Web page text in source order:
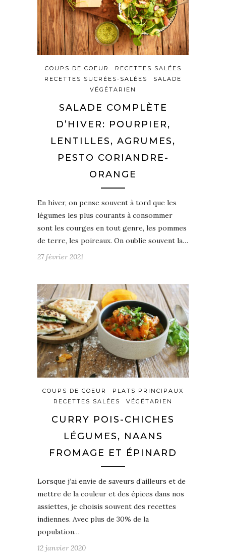
COUPS DE COEUR
RECETTES SALÉES
RECETTES SUCRÉES-SALÉES
SALADE
VÉGÉTARIEN
SALADE COMPLÈTE
D’HIVER: POURPIER,
LENTILLES, AGRUMES,
PESTO CORIANDRE-
ORANGE
En hiver, on pense souvent à tord que les
légumes les plus courants à consommer
sont les courges en tout genre, les pommes
de terre, les poireaux. On oublie souvent la…
27 février 2021
COUPS DE COEUR
PLATS PRINCIPAUX
RECETTES SALÉES
VÉGÉTARIEN
CURRY POIS-CHICHES
LÉGUMES, NAANS
FROMAGE ET ÉPINARD
Lorsque j’ai envie de saveurs d’ailleurs et de
mettre de la couleur et des épices dans nos
assiettes, je choisis souvent des recettes
indiennes. Avec plus de 30% de la
population…
12 janvier 2020